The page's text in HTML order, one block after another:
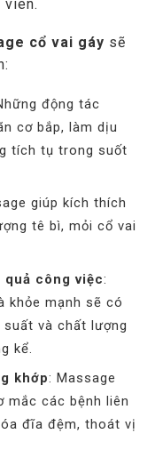
viên.
cổ vai gáy sẽ
động tác
cơ bắp, làm dịu
tích tụ trong suốt
giúp kích thích
tê bì, mỏi cổ vai
quả công việc:
khỏe mạnh sẽ có
và chất lượng
kể.
khớp: Massage
mắc các bệnh liên
đĩa đệm, thoát vị